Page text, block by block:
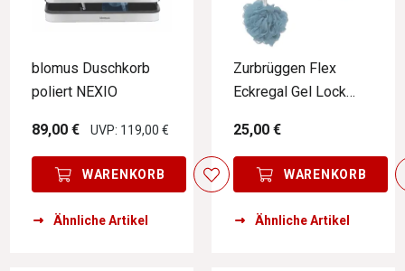
blomus Duschkorb
poliert NEXIO
89,00 € UVP: 119,00 €
WARENKORB
Ähnliche Artikel
Zurbrüggen Flex
Eckregal Gel Lock
25,00 €
WARENKORB
Ähnliche Artikel